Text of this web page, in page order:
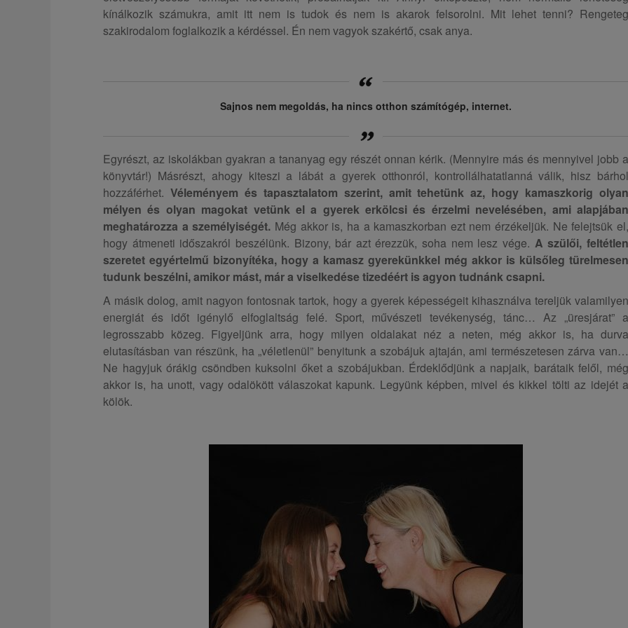
kínálkozik számukra, amit itt nem is tudok és nem is akarok felsorolni. Mit lehet tenni? Rengeteg
szakirodalom foglalkozik a kérdéssel. Én nem vagyok szakértő, csak anya.
Sajnos nem megoldás, ha nincs otthon számítógép, internet.
Egyrészt, az iskolákban gyakran a tananyag egy részét onnan kérik. (Mennyire más és mennyivel jobb a
könyvtár!) Másrészt, ahogy kiteszi a lábát a gyerek otthonról, kontrollálhatatlanná válik, hisz bárhol
hozzáférhet. Véleményem és tapasztalatom szerint, amit tehetünk az, hogy kamaszkorig olyan
mélyen és olyan magokat vetünk el a gyerek erkölcsi és érzelmi nevelésében, ami alapjában
meghatározza a személyiségét. Még akkor is, ha a kamaszkorban ezt nem érzékeljük. Ne felejtsük el,
hogy átmeneti időszakról beszélünk. Bizony, bár azt érezzük, soha nem lesz vége. A szülői, feltétlen
szeretet egyértelmű bizonyítéka, hogy a kamasz gyerekünkkel még akkor is külsőleg türelmesen
tudunk beszélni, amikor mást, már a viselkedése tizedéért is agyon tudnánk csapni.
A másik dolog, amit nagyon fontosnak tartok, hogy a gyerek képességeit kihasználva tereljük valamilyen
energiát és időt igénylő elfoglaltság felé. Sport, művészeti tevékenység, tánc… Az „üresjárat” a
legrosszabb közeg. Figyeljünk arra, hogy milyen oldalakat néz a neten, még akkor is, ha durva
elutasításban van részünk, ha „véletlenül” benyitunk a szobájuk ajtaján, ami természetesen zárva van…
Ne hagyjuk órákig csöndben kuksolni őket a szobájukban. Érdeklődjünk a napjaik, barátaik felől, még
akkor is, ha unott, vagy odalökött válaszokat kapunk. Legyünk képben, mivel és kikkel tölti az idejét a
kölök.